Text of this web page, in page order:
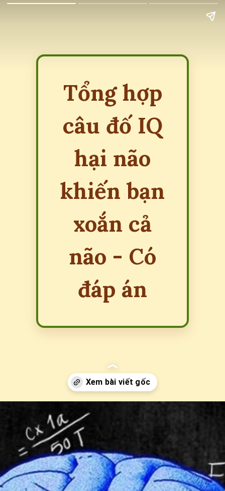
Tổng hợp
câu đố IQ
hại não
khiến bạn
xoắn cả
não - Có
đáp án
Đang mởhttps://erci.edu.vn/cau-do-iq-hai-nao